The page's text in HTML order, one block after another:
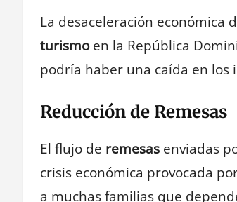
La desaceleración económica
turismoen la República
podría haber una caída en los
Reducción de Remesas
El flujo de remesas enviadas
crisis económica provocada
a muchas familias que